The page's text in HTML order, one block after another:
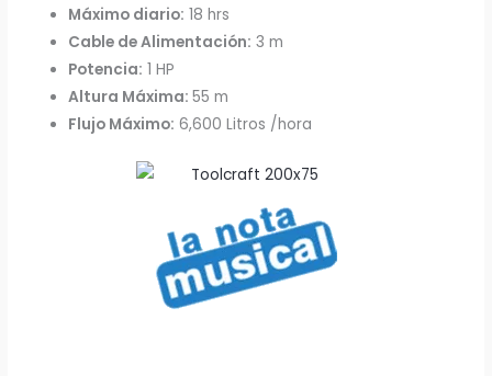
Máximo diario: 18 hrs
Cable de Alimentación: 3 m
Potencia: 1 HP
Altura Máxima:55 m
Flujo Máximo: 6,600 Litros /hora